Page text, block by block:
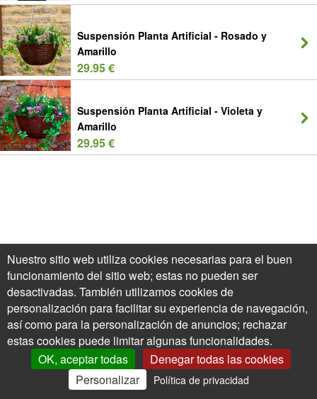
Suspensión Planta Artificial - Rosado y
Amarillo
29.95 €
Suspensión Planta Artificial - Violeta y
Amarillo
29.95 €
Mi Cuenta Ofertas Cesta
Nuestro sitio web utiliza cookies necesarias para el buen
funcionamiento del sitio web; estas no pueden ser
desactivadas. También utilizamos cookies de
personalización para facilitar su experiencia de navegación,
así como para la personalización de anuncios; rechazar
estas cookies puede limitar algunas funcionalidades.
OK, aceptar todas
Denegar todas las cookies
Personalizar
Política de privacidad